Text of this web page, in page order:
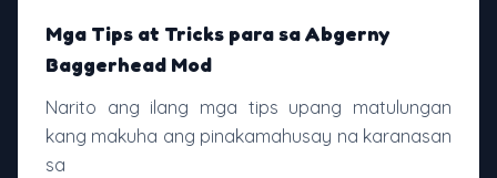
Mga Tips at Tricks para sa Abgerny
Baggerhead Mod
Narito ang ilang mga tips upang matulungan
kang makuha ang pinakamahusay na karanasan
sa